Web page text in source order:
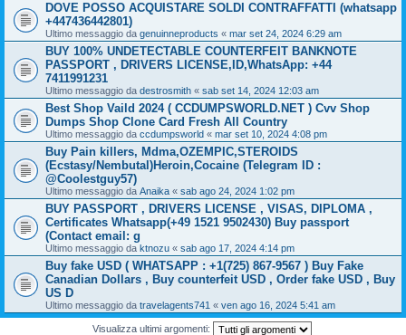
DOVE POSSO ACQUISTARE SOLDI CONTRAFFATTI (whatsapp
+447436442801)
Ultimo messaggio da genuinneproducts « mar set 24, 2024 6:29 am
BUY 100% UNDETECTABLE COUNTERFEIT BANKNOTE
PASSPORT , DRIVERS LICENSE,ID,WhatsApp: +44
7411991231
Ultimo messaggio da destrosmith « sab set 14, 2024 12:03 am
Best Shop Vaild 2024 ( CCDUMPSWORLD.NET ) Cvv Shop
Dumps Shop Clone Card Fresh All Country
Ultimo messaggio da ccdumpsworld « mar set 10, 2024 4:08 pm
Buy Pain killers, Mdma,OZEMPIC,STEROIDS
(Ecstasy/Nembutal)Heroin,Cocaine (Telegram ID :
@Coolestguy57)
Ultimo messaggio da Anaika « sab ago 24, 2024 1:02 pm
BUY PASSPORT , DRIVERS LICENSE , VISAS, DIPLOMA ,
Certificates Whatsapp(+49 1521 9502430) Buy passport
(Contact email: g
Ultimo messaggio da ktnozu « sab ago 17, 2024 4:14 pm
Buy fake USD ( WHATSAPP : +1(725) 867-9567 ) Buy Fake
Canadian Dollars , Buy counterfeit USD , Order fake USD , Buy
US D
Ultimo messaggio da travelagents741 « ven ago 16, 2024 5:41 am
Visualizza ultimi argomenti: